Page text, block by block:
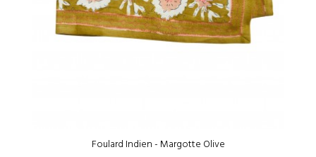
Foulard Indien - Margotte Olive